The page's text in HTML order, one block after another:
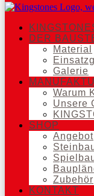
DER
Material
Galerie
Warum
Unsere
SHOP
Angebot
Zubehör
KONTAKT